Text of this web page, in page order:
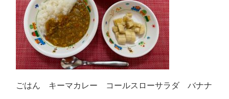
ごはん キーマカレー コールスローサラダ バナナ